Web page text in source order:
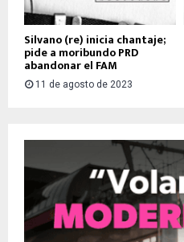
Silvano (re) inicia chantaje;
pide a moribundo PRD
abandonar el FAM
11 de agosto de 2023